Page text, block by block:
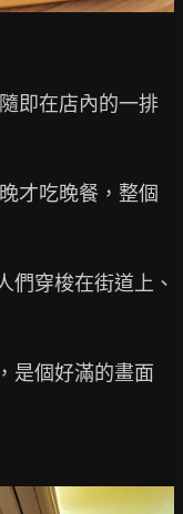
即在店內的一排
才吃晚餐，整個
們穿梭在街道上、
是個好滿的畫面